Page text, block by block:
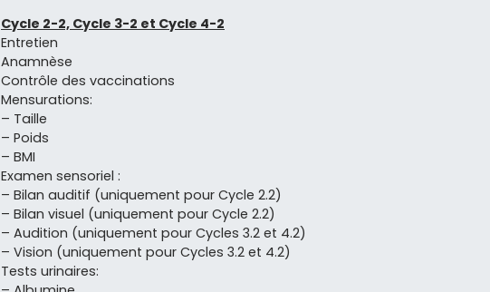
Cycle 2-2, Cycle 3-2 et Cycle 4-2
Entretien
Anamnèse
Contrôle des vaccinations
Mensurations:
– Taille
– Poids
– BMI
Examen sensoriel :
– Bilan auditif (uniquement pour Cycle 2.2)
– Bilan visuel (uniquement pour Cycle 2.2)
– Audition (uniquement pour Cycles 3.2 et 4.2)
– Vision (uniquement pour Cycles 3.2 et 4.2)
Tests urinaires: